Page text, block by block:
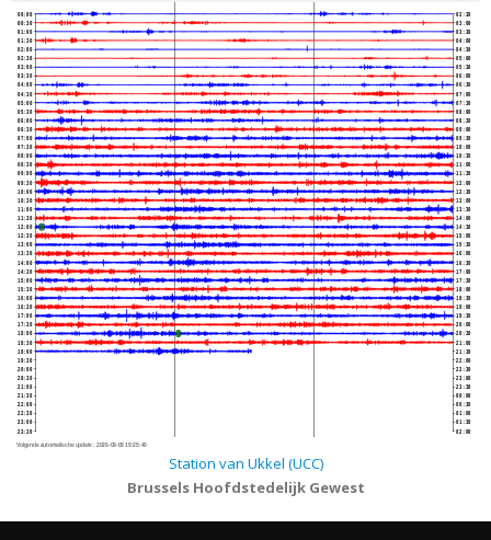
00:00
00:30
01:00
01:30
02:00
02:30
03:00
03:30
04:00
04:30
05:00
05:30
06:00
06:30
07:00
07:30
08:00
08:30
09:00
09:30
10:00
10:30
11:00
11:30
12:00
12:30
13:00
13:30
14:00
14:30
15:00
15:30
16:00
16:30
17:00
17:30
18:00
18:30
19:00
19:30
20:00
20:30
21:00
21:30
22:00
22:30
23:00
23:30
02:30
03:00
03:30
04:00
04:30
05:00
05:30
06:00
06:30
07:00
07:30
08:00
08:30
09:00
09:30
10:00
10:30
11:00
11:30
12:00
12:30
13:00
13:30
14:00
14:30
15:00
15:30
16:00
16:30
17:00
17:30
18:00
18:30
19:00
19:30
20:00
20:30
21:00
21:30
22:00
22:30
23:00
23:30
00:00
00:30
01:00
01:30
02:00
Volgende automatische update : 2026-08-08 19:25:40
Station van Ukkel (UCC)
Brussels Hoofdstedelijk Gewest